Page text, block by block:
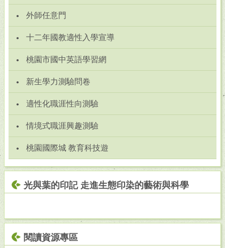
外師任意門
十二年國教適性入學宣導
桃園市國中英語學習網
新生學力測驗問卷
適性化職涯性向測驗
情境式職涯興趣測驗
桃園國際城 教育科技遊
光與葉的印記 走進生態印染的藝術與科學
閱讀資源專區